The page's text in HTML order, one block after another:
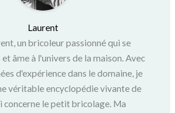
Laurent
un bricoleur passionné qui se
âme à l'univers de la maison. Avec
d'expérience dans le domaine, je
véritable encyclopédie vivante de
concerne le petit bricolage. Ma